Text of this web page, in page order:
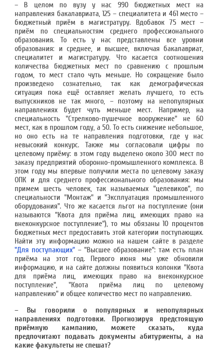
– В целом по вузу у нас 990 бюджетных мест на
направления бакалавриата, 125 – специалитета и 461 место –
бюджетный приём в магистратуру. Вдобавок 75 мест –
приём по специальностям среднего профессионального
образования. То есть у нас представлены все уровни
образования: и среднее, и высшее, включая бакалавриат,
специалитет и магистратуру. Что касается соотношения
количества бюджетных мест по сравнению с прошлым
годом, то мест стало чуть меньше. Но сокращение было
произведено сознательно, так как демографическая
ситуация пока ещё оставляет желать лучшего, то есть
выпускников не так много, – поэтому на непопулярных
направлениях будет чуть меньше мест. Например, на
специальность "Стрелково-пушечное вооружение" не 60
мест, как в прошлом году, а 50. То есть снижение небольшое,
но оно есть на те направления подготовки, где у нас
невысокий конкурс. Также мы согласовали цифры по
целевому приёму: в этом году выделено около 300 мест по
заказу предприятий оборонно-промышленного комплекса. В
этом году мы впервые получили места по целевому заказу
ОПК и для среднего профессионального образования: мы
примем шесть человек, так называемых "целевиков", по
специальности "Монтаж" и "Эксплуатация промышленного
оборудования". Что же касается льгот на поступление (они
называются "Квота для приёма лиц, имеющих право на
внеконкурсное поступление"), то мы обязаны 10 процентов
бюджетных мест предоставить этой категории поступающих.
Найти эту информацию можно на нашем сайте в разделе
"Для поступающих" – "Высшее образование": там есть план
приёма на этот год. Первого июня мы уже обновили
информацию, и на сайте должны появиться колонки "Квота
для приёма лиц, имеющих право на внеконкурсное
поступление", "Квота приёма лиц по целевому
направлению" и общее количество мест по направлению.
– Вы говорили о популярных и непопулярных
направлениях подготовки. Прогнозируя предстоящую
приёмную кампанию, можете сказать, куда
предпочитают подавать документы абитуриенты, а на
какие факультеты не спешат?